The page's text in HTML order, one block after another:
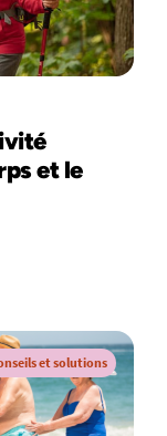
et le
et solutions